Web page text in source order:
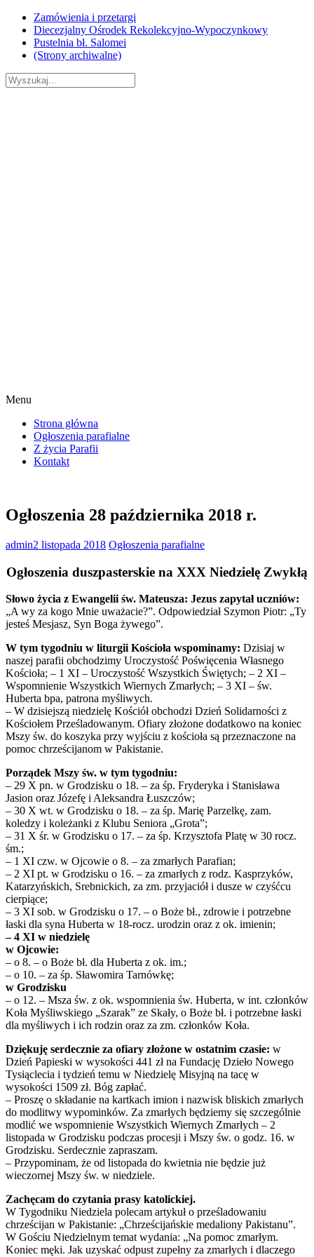
Skip
content
Zamówienia i przetargi
Diecezjalny Ośrodek Rekolekcyjno-Wypoczynkowy
Pustelnia bł. Salomei
(Strony archiwalne)
Menu
Strona główna
Ogłoszenia parafialne
Z życia Parafii
Kontakt
Ogłoszenia 28 października 2018 r.
admin2 listopada 2018 Ogłoszenia parafialne
Ogłoszenia duszpasterskie na XXX Niedzielę Zwykłą
Słowo życia z Ewangelii św. Mateusza: Jezus zapytał uczniów:
„A wy za kogo Mnie uważacie?”. Odpowiedział Szymon Piotr: „Ty
jesteś Mesjasz, Syn Boga żywego”.
W tym tygodniu w liturgii Kościoła wspominamy: Dzisiaj w
naszej parafii obchodzimy Uroczystość Poświęcenia Własnego
Kościoła; – 1 XI – Uroczystość Wszystkich Świętych; – 2 XI –
Wspomnienie Wszystkich Wiernych Zmarłych; – 3 XI – św.
Huberta bpa, patrona myśliwych.
– W dzisiejszą niedzielę Kościół obchodzi Dzień Solidarności z
Kościołem Prześladowanym. Ofiary złożone dodatkowo na koniec
Mszy św. do koszyka przy wyjściu z kościoła są przeznaczone na
pomoc chrześcijanom w Pakistanie.
Porządek Mszy św. w tym tygodniu:
– 29 X pn. w Grodzisku o 18. – za śp. Fryderyka i Stanisława
Jasion oraz Józefę i Aleksandra Łuszczów;
– 30 X wt. w Grodzisku o 18. – za śp. Marię Parzelkę, zam.
koledzy i koleżanki z Klubu Seniora „Grota”;
– 31 X śr. w Grodzisku o 17. – za śp. Krzysztofa Platę w 30 rocz.
śm.;
– 1 XI czw. w Ojcowie o 8. – za zmarłych Parafian;
– 2 XI pt. w Grodzisku o 16. – za zmarłych z rodz. Kasprzyków,
Katarzyńskich, Srebnickich, za zm. przyjaciół i dusze w czyśćcu
cierpiące;
– 3 XI sob. w Grodzisku o 17. – o Boże bł., zdrowie i potrzebne
łaski dla syna Huberta w 18-rocz. urodzin oraz z ok. imienin;
– 4 XI w niedzielę
w Ojcowie:
– o 8. – o Boże bł. dla Huberta z ok. im.;
– o 10. – za śp. Sławomira Tarnówkę;
w Grodzisku
– o 12. – Msza św. z ok. wspomnienia św. Huberta, w int. członków
Koła Myśliwskiego „Szarak” ze Skały, o Boże bł. i potrzebne łaski
dla myśliwych i ich rodzin oraz za zm. członków Koła.
Dziękuję serdecznie za ofiary złożone w ostatnim czasie: w
Dzień Papieski w wysokości 441 zł na Fundację Dzieło Nowego
Tysiąclecia i tydzień temu w Niedzielę Misyjną na tacę w
wysokości 1509 zł. Bóg zapłać.
– Proszę o składanie na kartkach imion i nazwisk bliskich zmarłych
do modlitwy wypominków. Za zmarłych będziemy się szczególnie
modlić we wspomnienie Wszystkich Wiernych Zmarłych – 2
listopada w Grodzisku podczas procesji i Mszy św. o godz. 16. w
Grodzisku. Serdecznie zapraszam.
– Przypominam, że od listopada do kwietnia nie będzie już
wieczornej Mszy św. w niedziele.
Zachęcam do czytania prasy katolickiej.
W Tygodniku Niedziela polecam artykuł o prześladowaniu
chrześcijan w Pakistanie: „Chrześcijańskie medaliony Pakistanu”.
W Gościu Niedzielnym temat wydania: „Na pomoc zmarłym.
Koniec męki. Jak uzyskać odpust zupełny za zmarłych i dlaczego